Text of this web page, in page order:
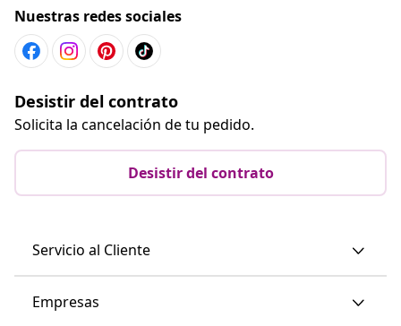
Nuestras redes sociales
Desistir del contrato
Solicita la cancelación de tu pedido.
Desistir del contrato
Servicio al Cliente
Empresas